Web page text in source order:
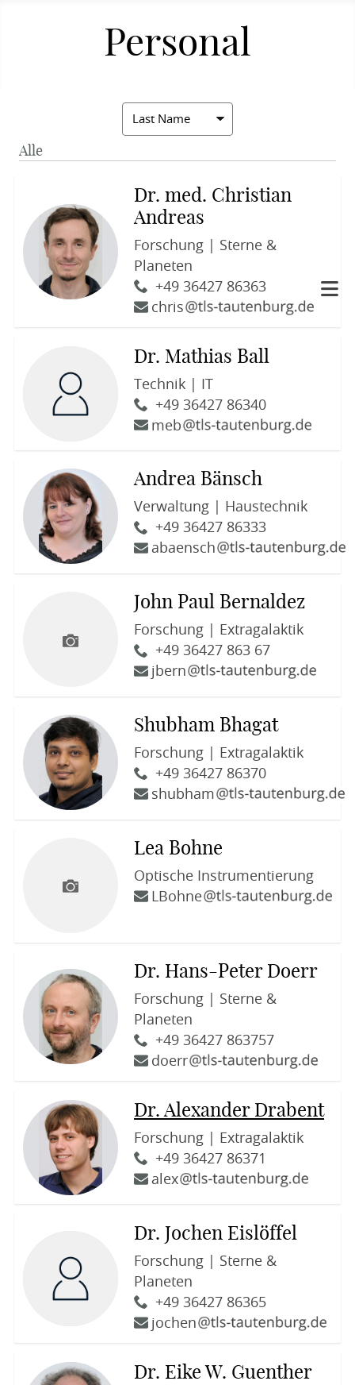
Personal
Alle
Dr. med. Christian
Andreas
Forschung | Sterne &
Planeten
+49 36427 86363
chris
Dr. Mathias Ball
Technik | IT
+49 36427 86340
meb
Andrea Bänsch
Verwaltung | Haustechnik
+49 36427 86333
abaensch
John Paul Bernaldez
Forschung | Extragalaktik
+49 36427 863 67
jbern
Shubham Bhagat
Forschung | Extragalaktik
+49 36427 86370
shubham
Lea Bohne
Optische Instrumentierung
LBohne
Dr. Hans-Peter Doerr
Forschung | Sterne &
Planeten
+49 36427 863757
doerr
Dr. Alexander Drabent
Forschung | Extragalaktik
+49 36427 86371
alex
Dr. Jochen Eislöffel
Forschung | Sterne &
Planeten
+49 36427 86365
jochen
Dr. Eike W. Guenther